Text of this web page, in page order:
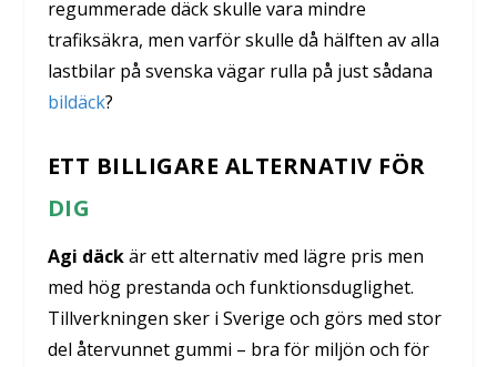
regummerade däck skulle vara mindre
trafiksäkra, men varför skulle då hälften av alla
lastbilar på svenska vägar rulla på just sådana
bildäck?
ETT BILLIGARE ALTERNATIV FÖR
DIG
Agi däckär ett alternativ med lägre pris men
med hög prestanda och funktionsduglighet.
Tillverkningen sker i Sverige och görs med stor
del återvunnet gummi – bra för miljön och för